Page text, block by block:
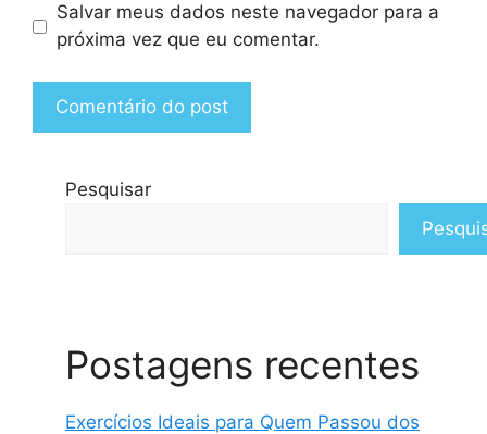
Salvar meus dados neste navegador para a
próxima vez que eu comentar.
Pesquisar
Postagens recentes
Exercícios Ideais para Quem Passou dos